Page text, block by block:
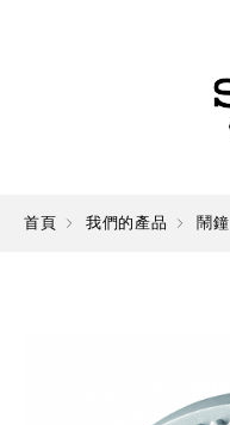
首頁 我們的產品 鬧鐘